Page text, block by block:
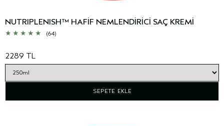
NUTRIPLENISH™ HAFİF NEMLENDİRİCİ SAÇ KREMİ
(64)
2289 TL
SEPETE EKLE